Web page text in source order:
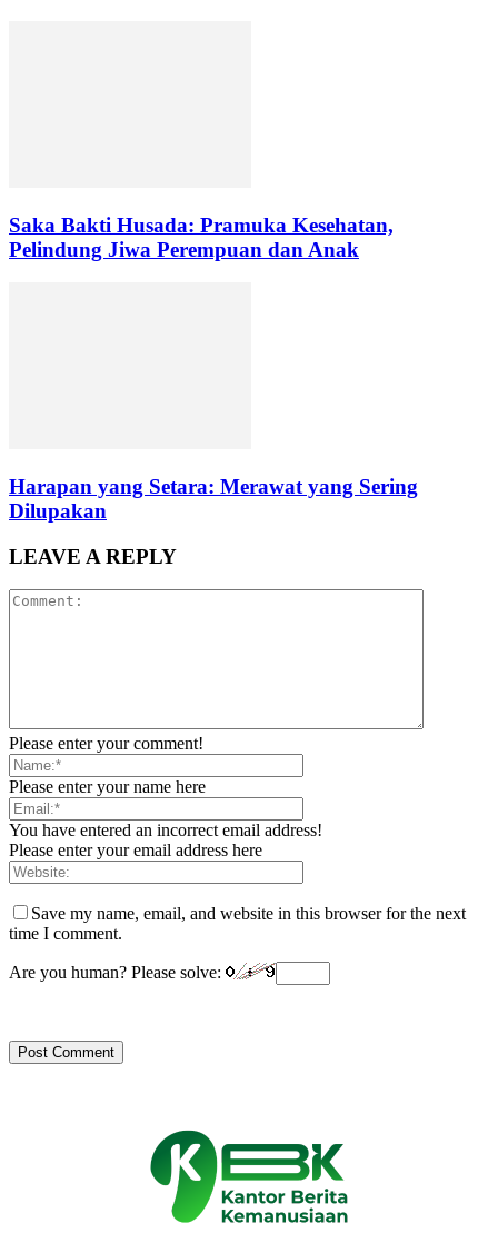
Saka Bakti Husada: Pramuka Kesehatan,
Pelindung Jiwa Perempuan dan Anak
Harapan yang Setara: Merawat yang Sering
Dilupakan
LEAVE A REPLY
Please enter your comment!
Please enter your name here
You have entered an incorrect email address!
Please enter your email address here
Save my name, email, and website in this browser for the next
time I comment.
Are you human? Please solve: